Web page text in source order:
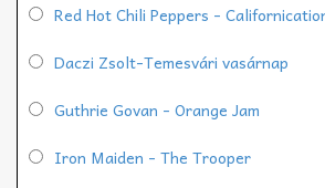
Red Hot Chili Peppers -
Daczi Zsolt-Temesvári vasárnap
Guthrie Govan - Orange Jam
Iron Maiden - The Trooper